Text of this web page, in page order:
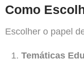
Como
Escolher o papel
Temáticas